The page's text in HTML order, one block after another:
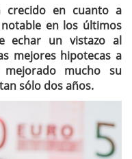
crecido en cuanto a
en los últimos
echar un vistazo al
mejores hipotecas a
mucho su
sólo dos años.